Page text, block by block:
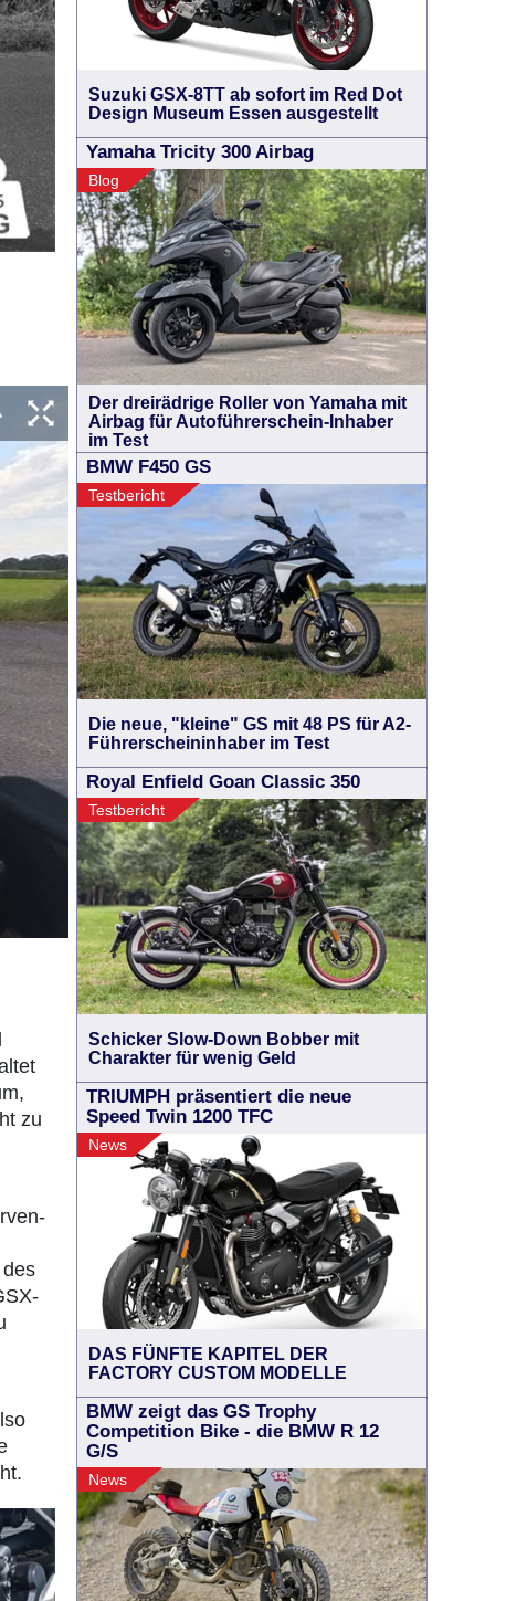
zu
Suzuki GSX-8TT ab sofort im Red Dot
Design Museum Essen ausgestellt
Yamaha Tricity 300 Airbag
Blog
Der dreirädrige Roller von Yamaha mit
Airbag für Autoführerschein-Inhaber
im Test
BMW F450 GS
Testbericht
Die neue, "kleine" GS mit 48 PS für A2-
Führerscheininhaber im Test
Royal Enfield Goan Classic 350
Testbericht
Schicker Slow-Down Bobber mit
Charakter für wenig Geld
TRIUMPH präsentiert die neue
Speed Twin 1200 TFC
News
DAS FÜNFTE KAPITEL DER
FACTORY CUSTOM MODELLE
BMW zeigt das GS Trophy
Competition Bike - die BMW R 12
G/S
News